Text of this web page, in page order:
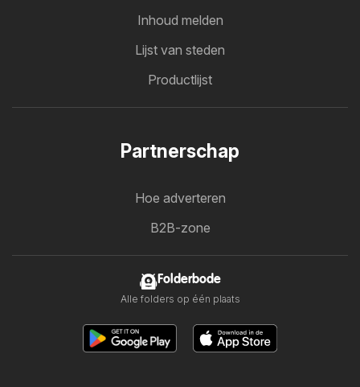
Inhoud melden
Lijst van steden
Productlijst
Partnerschap
Hoe adverteren
B2B-zone
Folderbode
Alle folders op één plaats